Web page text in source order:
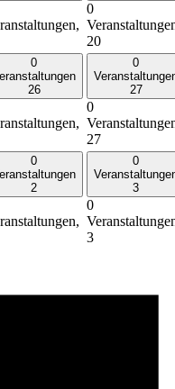
0
20
0
26
0
27
0
27
0
2
0
3
0
3